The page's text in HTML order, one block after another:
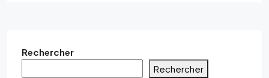
Rechercher
Rechercher